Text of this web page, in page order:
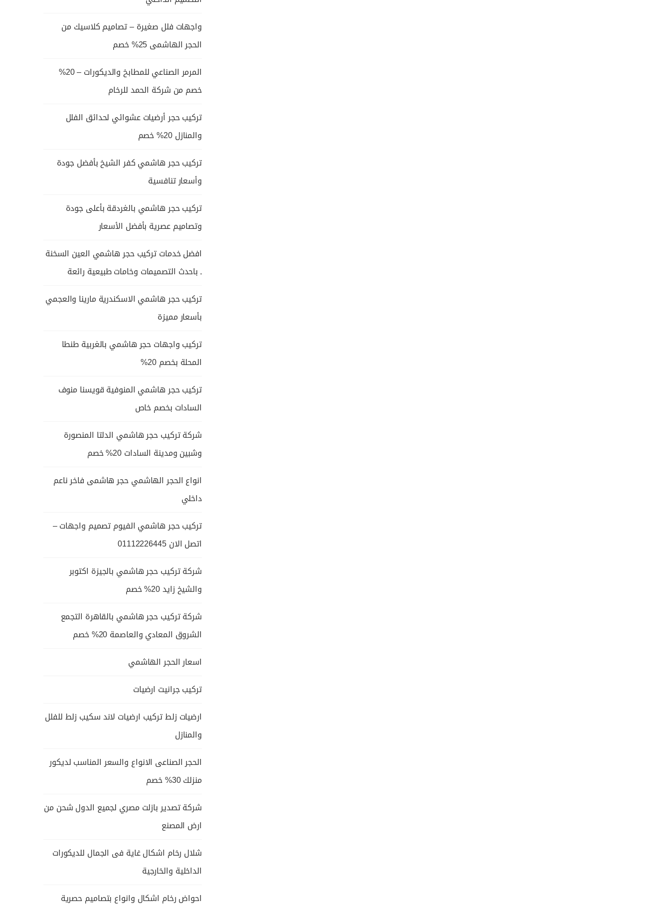
واجهات فلل صغيرة – تصاميم كلاسيك من
الحجر الهاشمى 25% خصم
المرمر الصناعي للمطابخ والديكورات – 20%
خصم من شركة الحمد للرخام
تركيب حجر أرضيات عشوائي لحدائق الفلل
والمنازل 20% خصم
تركيب حجر هاشمي كفر الشيخ بأفضل جودة
وأسعار تنافسية
تركيب حجر هاشمي بالغردقة بأعلى جودة
وتصاميم عصرية بأفضل الأسعار
افضل خدمات تركيب حجر هاشمي العين السخنة
ـ باحدث التصميمات وخامات طبيعية رائعة
تركيب حجر هاشمي الاسكندرية مارينا والعجمي
بأسعار مميزة
تركيب واجهات حجر هاشمي بالغربية طنطا
المحلة بخصم 20%
تركيب حجر هاشمي المنوفية قويسنا منوف
السادات بخصم خاص
شركة تركيب حجر هاشمي الدلتا المنصورة
وشبين ومدينة السادات 20% خصم
انواع الحجر الهاشمي حجر هاشمى فاخر ناعم
داخلي
تركيب حجر هاشمي الفيوم تصميم واجهات –
اتصل الان 01112226445
شركة تركيب حجر هاشمي بالجيزة اكتوبر
والشيخ زايد 20% خصم
شركة تركيب حجر هاشمي بالقاهرة التجمع
الشروق المعادي والعاصمة 20% خصم
اسعار الحجر الهاشمي
تركيب جرانيت ارضيات
ارضيات زلط تركيب ارضيات لاند سكيب زلط للفلل
والمنازل
الحجر الصناعى الانواع والسعر المناسب لديكور
منزلك 30% خصم
شركة تصدير بازلت مصري لجميع الدول شحن من
ارض المصنع
شلال رخام اشكال غاية فى الجمال للديكورات
الداخلية والخارجية
احواض رخام اشكال وانواع بتصاميم حصرية